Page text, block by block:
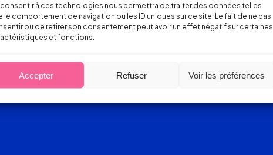
à ces technologies nous permettra de traiter des données telles
le comportement de navigation ou les ID uniques sur ce site. Le fait de ne pas
ou de retirer son consentement peut avoir un effet négatif sur certaines
et fonctions.
Accepter Refuser Voir les préférences